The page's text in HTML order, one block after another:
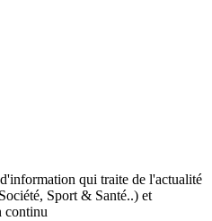
qui traite de l'actualité
Sport & Santé..) et
continu